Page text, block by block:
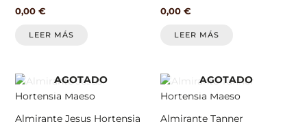
0,00 €
LEER MÁS
0,00 €
LEER MÁS
AGOTADO
Almirante Jesus Hortensia
AGOTADO
Almirante Tanner